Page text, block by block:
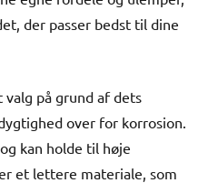
der passer bedst til dine
på grund af dets
over for korrosion.
kan holde til høje
et lettere materiale, som